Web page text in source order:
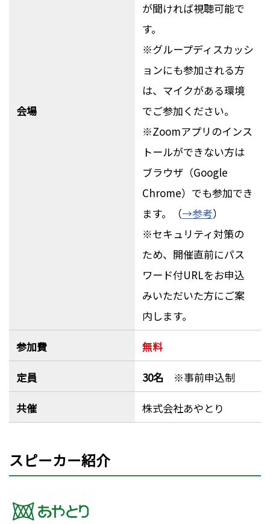
会場
が聞ければ視聴可能で
す。
※グループディスカッシ
ョンにも参加される方
は、マイクがある環境
でご参加ください。
※Zoomアプリのインス
トールができない方は
ブラウザ（Google
Chrome）でも参加でき
ます。（→参考）
※セキュリティ対策の
ため、開催直前にパス
ワード付URLをお申込
みいただいた方にご案
内します。
参加費 無料
定員 30名※事前申込制
共催 株式会社あやとり
スピーカー紹介